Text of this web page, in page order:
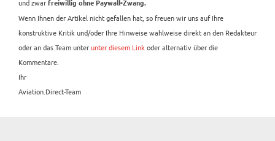
und zwar freiwillig ohne Paywall-Zwang.
Wenn Ihnen der Artikel nicht gefallen hat, so freuen wir uns auf Ihre
konstruktive Kritik und/oder Ihre Hinweise wahlweise direkt an den Redakteur
oder an das Team unterunter diesem Link oder alternativ über die
Kommentare.
Ihr
Aviation.Direct-Team